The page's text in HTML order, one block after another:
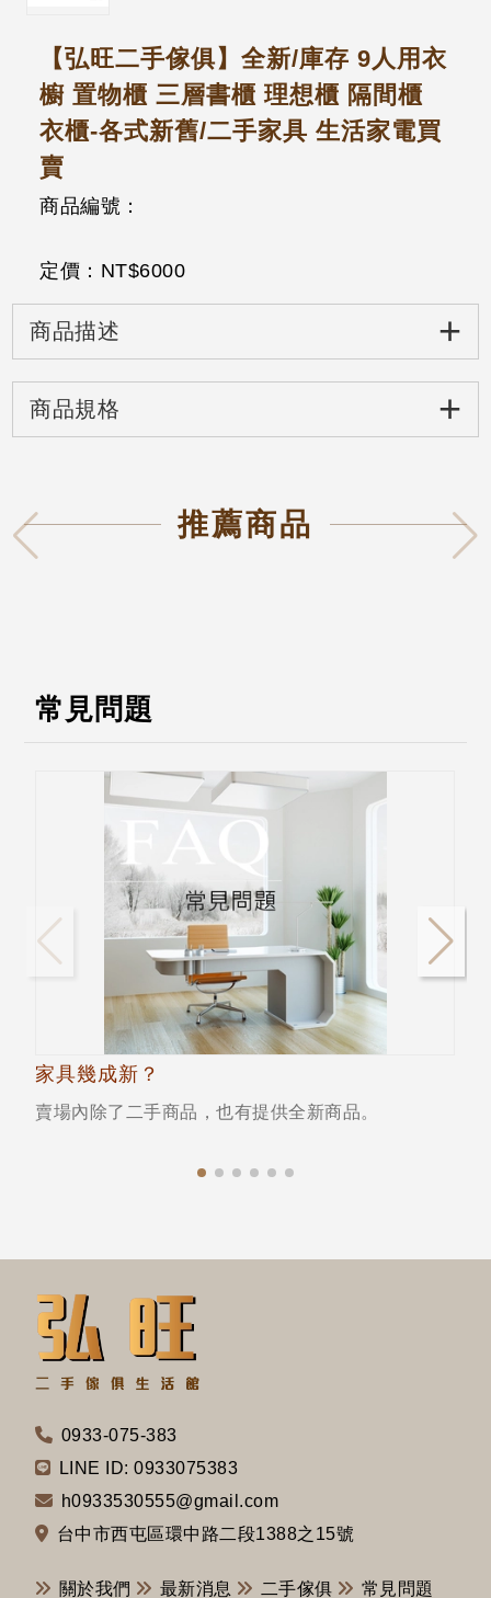
【弘旺二手傢俱】全新/庫存 9人用衣
櫥 置物櫃 三層書櫃 理想櫃 隔間櫃
衣櫃-各式新舊/二手家具 生活家電買
賣
商品編號：
定價：NT$6000
+
商品描述
+
商品規格
推薦商品
常見問題
家具幾成新？
賣場內除了二手商品，也有提供全新商品。
0933-075-383
LINE ID: 0933075383
h0933530555@gmail.com
台中市西屯區環中路二段1388之15號
關於我們 最新消息 二手傢俱 常見問題